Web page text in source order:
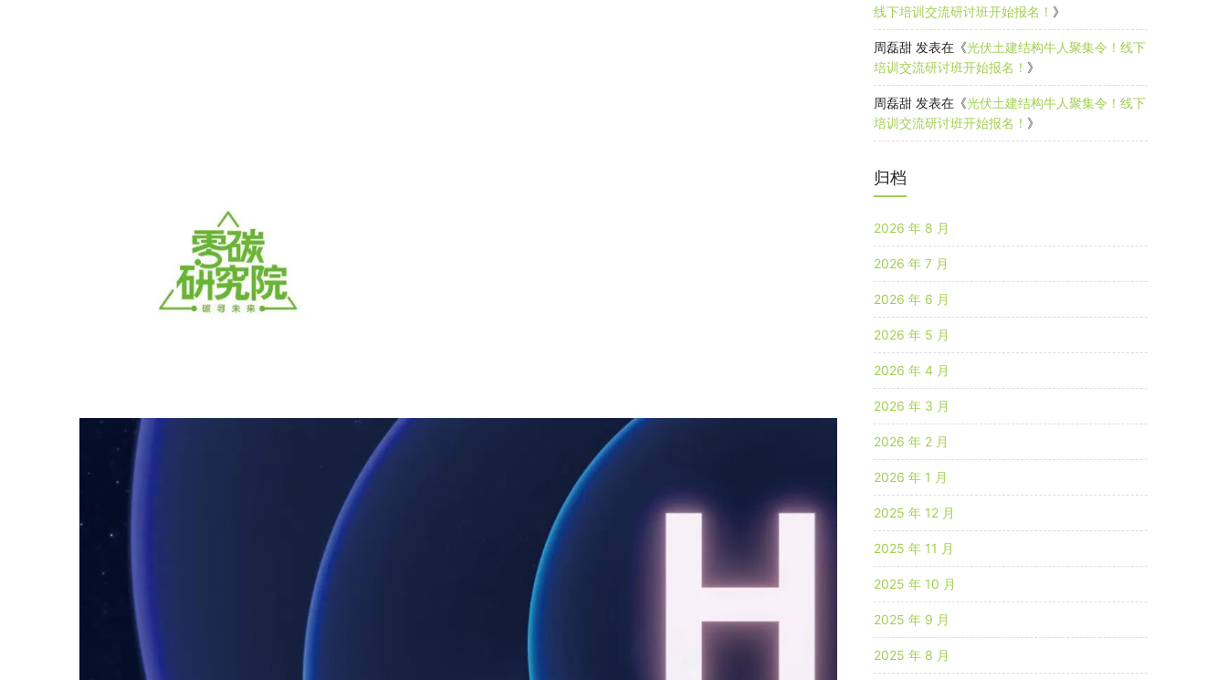
线下培训交流研讨班开始报名！ 》
周磊甜 发表在《光伏土建结构牛人聚集令！线下
培训交流研讨班开始报名！ 》
周磊甜 发表在《光伏土建结构牛人聚集令！线下
培训交流研讨班开始报名！ 》
归档
2026 年 8 月
2026 年 7 月
2026 年 6 月
2026 年 5 月
2026 年 4 月
2026 年 3 月
2026 年 2 月
2026 年 1 月
2025 年 12 月
2025 年 11 月
2025 年 10 月
2025 年 9 月
2025 年 8 月